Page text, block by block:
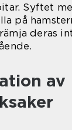
Syftet
på
deras
av